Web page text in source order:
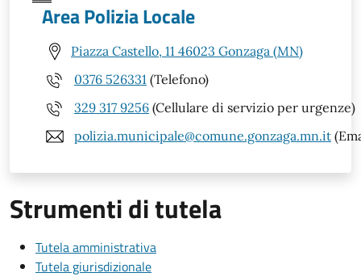
Area Polizia Locale
Piazza Castello, 11 46023 Gonzaga (MN)
0376 526331 (Telefono)
329 317 9256 (Cellulare di servizio per urgenze)
polizia.municipale@comune.gonzaga.mn.it
Strumenti di tutela
Tutela amministrativa
Tutela giurisdizionale